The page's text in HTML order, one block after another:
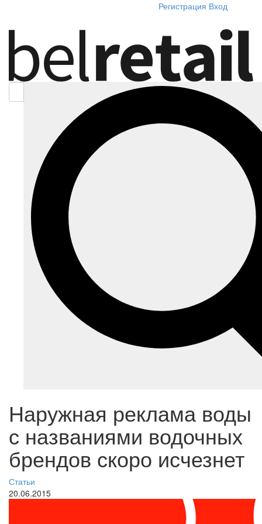
Регистрация Вход
Наружная реклама воды
с названиями водочных
брендов скоро исчезнет
Статьи
20.06.2015